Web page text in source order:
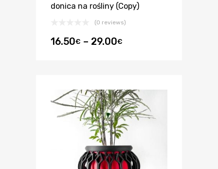
donica na rośliny (Copy)
(0 reviews)
16.50€ – 29.00€